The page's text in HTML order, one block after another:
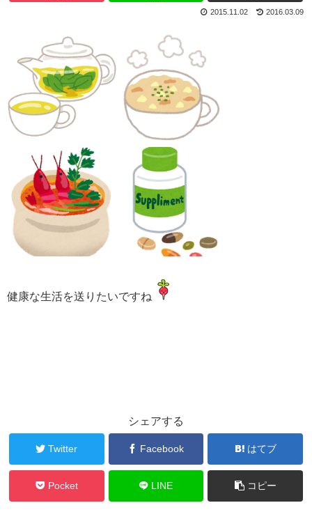
2016.03.09
2015.11.02
健康な生活を送りたいですね
シェアする
Twitter Facebook はてブ
Pocket LINE コピー